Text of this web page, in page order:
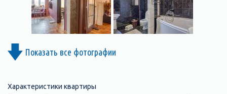
Показать все фотографии
Характеристики квартиры